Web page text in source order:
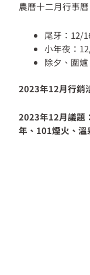
農曆十二月行事曆
尾牙：12/
小年夜：
除夕、圍
2023年12月行銷
2023年12月議題
年、101煙火、溫